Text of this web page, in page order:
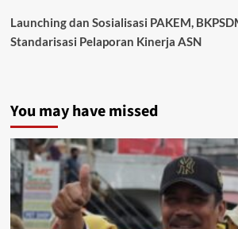
Launching dan Sosialisasi PAKEM,
Standarisasi Pelaporan Kinerja ASN
You may have missed